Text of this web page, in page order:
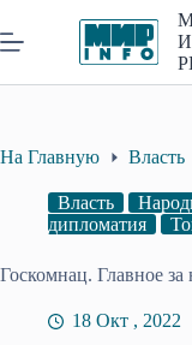
к
сути
На Главную Власть
Власть
дипломатия
Госкомнац. Главное за
18 Окт , 2022